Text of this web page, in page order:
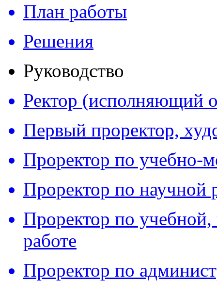
План работы
Решения
Руководство
Ректор (исполняющий
Первый проректор,
Проректор по учебно-
Проректор по научной
Проректор по учебной,
работе
Проректор по